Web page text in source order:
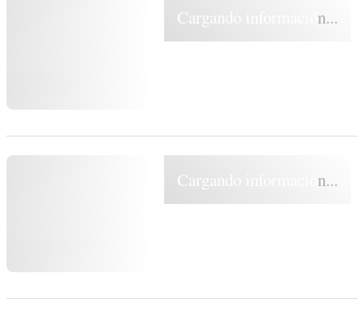
Cargando información...
Cargando información...